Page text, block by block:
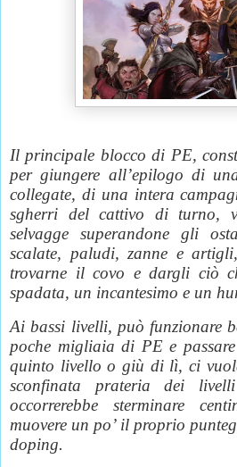
Il principale blocco di PE,
per giungere all’epilogo di
collegate, di una intera
sgherri del cattivo di turno,
selvagge superandone gli
scalate, paludi, zanne e
trovarne il covo e dargli ciò
spadata, un incantesimo e un
Ai bassi livelli, può funzionare
poche migliaia di PE e
quinto livello o giù di lì, ci
sconfinata prateria dei
occorrerebbe sterminare
muovere un po’ il proprio
doping.